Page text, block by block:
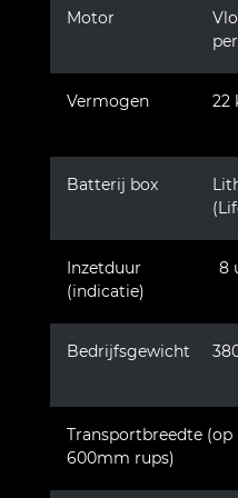
Motor
Vermogen 22
Batterij box
Inzetduur
(indicatie)
8
Bedrijfsgewicht
Transportbreedte (op
600mm rups)